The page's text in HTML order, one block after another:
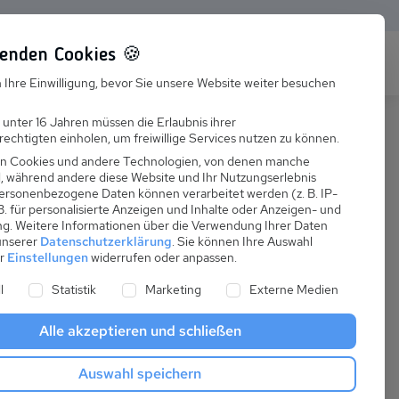
Suchen
Karriere
Ausbildung
ab
pro Nacht
Anreise
Cookies 🍪
Einwilligung, bevor Sie unsere Website weiter besuchen
16 Jahren müssen die Erlaubnis ihrer
einholen, um freiwillige Services nutzen zu können.
Cookies und andere Technologien, von denen manche
während andere diese Website und Ihr Nutzungserlebnis
Daten können verarbeitet werden (z. B. IP-
für personalisierte Anzeigen und Inhalte oder Anzeigen- und
Weitere Informationen über die Verwendung Ihrer Daten
Datenschutzerklärung. Sie können Ihre Auswahl
Einstellungenwiderrufen oder anpassen.
Liste der Service-Gruppen, für die eine Einwilligung
Statistik Marketing Externe Medien
Alle akzeptieren und schließen
Auswahl speichern